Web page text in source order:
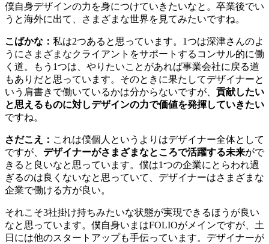
僕自身デザインの力を身につけていきたいなと。卒業後でい
うと海外に出て、さまざまな世界を見てみたいですね。
こばかな： 私は2つあると思っています。1つは深津さんのよ
うにさまざまなクライアントをサポートするコンサル的に働
く道。もう1つは、やりたいことがあれば事業会社に戻る道
もありだと思っています。そのときに果たしてデザイナーと
いう肩書きで働いているかは分からないですが、 貢献したい
と思えるものに対しデザインの力で価値を発揮していきたい
ですね。
さだこえ： これは僕個人というよりはデザイナー全体として
ですが、 デザイナーがさまざまなところで活躍する未来がで
きると良いなと思っています。僕は1つの企業にとらわれ過
ぎるのは良くないなと思っていて、デザイナーはさまざまな
企業で働ける方が良い。
それこそ3社掛け持ちみたいな状態が実現できるほうが良い
なと思っています。僕自身いまはFOLIOがメインですが、土
日には他のスタートアップも手伝っています。デザイナーが